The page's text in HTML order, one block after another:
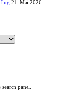
21. Mai 2026
search panel.